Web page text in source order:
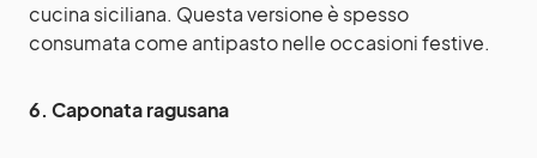
cucina siciliana. Questa versione è spesso
consumata come antipasto nelle occasioni festive.
6. Caponata ragusana